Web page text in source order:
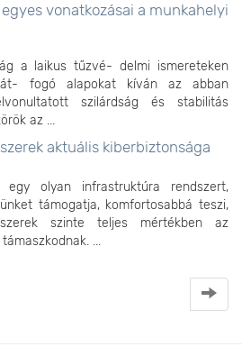
vonatkozásai a munkahelyi
a laikus tűzvé- delmi ismereteken
fogó alapokat kíván az abban
szilárdság és stabilitás
az ...
aktuális kiberbiztonsága
egy olyan infrastruktúra rendszert,
támogatja, komfortosabbá teszi,
szinte teljes mértékben az
...